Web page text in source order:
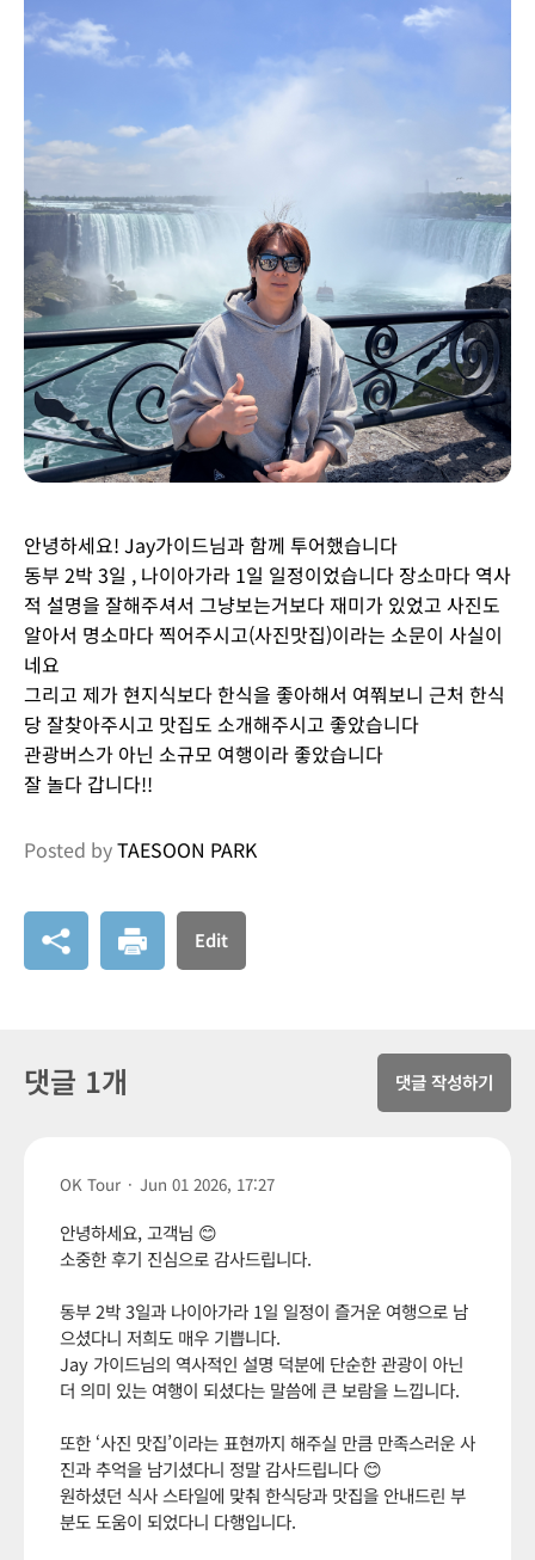
안녕하세요! Jay가이드님과 함께 투어했습니다
동부 2박 3일 , 나이아가라 1일 일정이었습니다 장소마다 역사
적 설명을 잘해주셔서 그냥보는거보다 재미가 있었고 사진도
알아서 명소마다 찍어주시고(사진맛집)이라는 소문이 사실이
네요
그리고 제가 현지식보다 한식을 좋아해서 여쭤보니 근처 한식
당 잘찾아주시고 맛집도 소개해주시고 좋았습니다
관광버스가 아닌 소규모 여행이라 좋았습니다
잘 놀다 갑니다!!
Posted byTAESOON PARK
Edit
댓글 1개 댓글 작성하기
OK Tour · Jun 01 2026, 17:27
안녕하세요, 고객님 😊
소중한 후기 진심으로 감사드립니다.
동부 2박 3일과 나이아가라 1일 일정이 즐거운 여행으로 남
으셨다니 저희도 매우 기쁩니다.
Jay 가이드님의 역사적인 설명 덕분에 단순한 관광이 아닌
더 의미 있는 여행이 되셨다는 말씀에 큰 보람을 느낍니다.
또한 ‘사진 맛집’이라는 표현까지 해주실 만큼 만족스러운 사
진과 추억을 남기셨다니 정말 감사드립니다 😊
원하셨던 식사 스타일에 맞춰 한식당과 맛집을 안내드린 부
분도 도움이 되었다니 다행입니다.